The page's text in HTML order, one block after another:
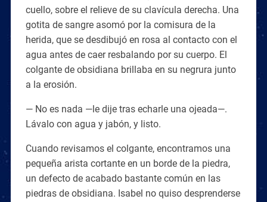
cuello, sobre el relieve de su clavícula derecha. Una
gotita de sangre asomó por la comisura de la
herida, que se desdibujó en rosa al contacto con el
agua antes de caer resbalando por su cuerpo. El
colgante de obsidiana brillaba en su negrura junto
a la erosión.
— No es nada —le dije tras echarle una ojeada—.
Lávalo con agua y jabón, y listo.
Cuando revisamos el colgante, encontramos una
pequeña arista cortante en un borde de la piedra,
un defecto de acabado bastante común en las
piedras de obsidiana. Isabel no quiso desprenderse